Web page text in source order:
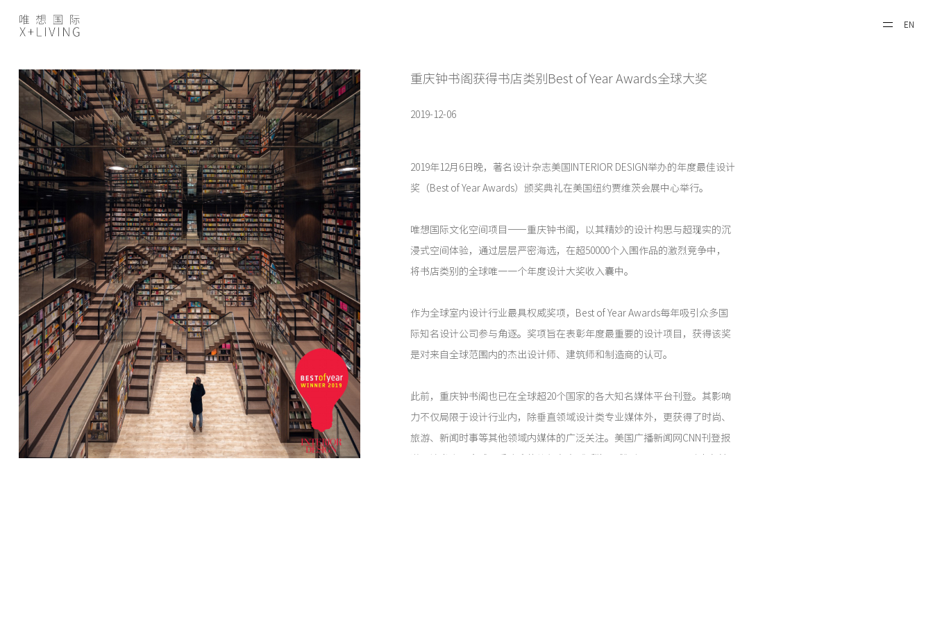
EN
重庆钟书阁获得书店类别Best of Year Awards全球大奖
2019-12-06
2019年12月6日晚，著名设计杂志美国INTERIOR DESIGN举办的年度最佳设计
奖（Best of Year Awards）颁奖典礼在美国纽约贾维茨会展中心举行。
唯想国际文化空间项目——重庆钟书阁，以其精妙的设计构思与超现实的沉
浸式空间体验，通过层层严密海选，在超50000个入围作品的激烈竞争中，
将书店类别的全球唯一一个年度设计大奖收入囊中。
作为全球室内设计行业最具权威奖项，Best of Year Awards每年吸引众多国
际知名设计公司参与角逐。奖项旨在表彰年度最重要的设计项目，获得该奖
是对来自全球范围内的杰出设计师、建筑师和制造商的认可。
此前，重庆钟书阁也已在全球超20个国家的各大知名媒体平台刊登。其影响
力不仅局限于设计行业内，除垂直领域设计类专业媒体外，更获得了时尚、
旅游、新闻时事等其他领域内媒体的广泛关注。美国广播新闻网CNN刊登报